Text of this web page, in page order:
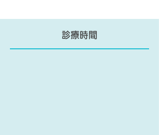
診療時間